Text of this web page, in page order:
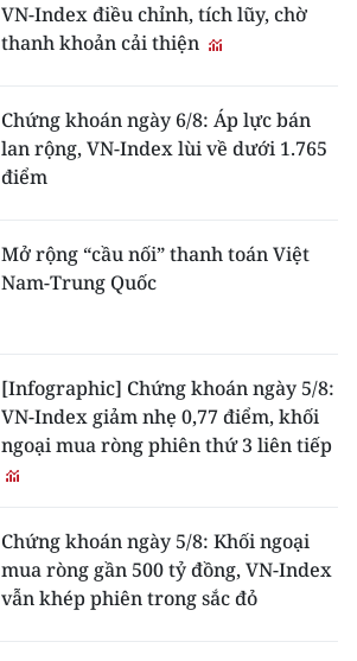
VN-Index điều chỉnh, tích lũy, chờ
thanh khoản cải thiện
Chứng khoán ngày 6/8: Áp lực bán
lan rộng, VN-Index lùi về dưới 1.765
điểm
Mở rộng “cầu nối” thanh toán Việt
Nam-Trung Quốc
[Infographic] Chứng khoán ngày 5/8:
VN-Index giảm nhẹ 0,77 điểm, khối
ngoại mua ròng phiên thứ 3 liên tiếp
Chứng khoán ngày 5/8: Khối ngoại
mua ròng gần 500 tỷ đồng, VN-Index
vẫn khép phiên trong sắc đỏ